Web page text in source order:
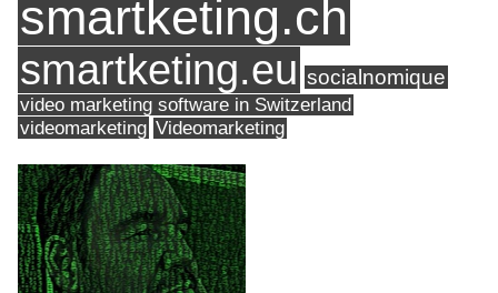
smartketing.ch
smartketing.eu socialnomique
video marketing software in Switzerland
videomarketing Videomarketing